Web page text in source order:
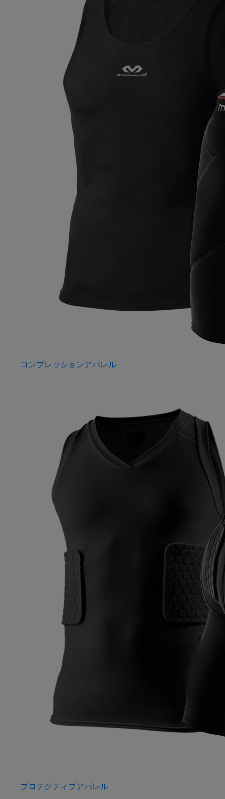
コンプレッションアパレル
プロテクティブアパレル